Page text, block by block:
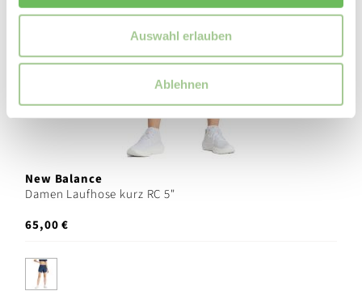
Auswahl erlauben
Ablehnen
New Balance
Damen Laufhose kurz RC 5"
65,00 €